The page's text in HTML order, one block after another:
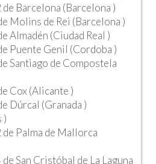
Barcelona (Barcelona )
Molins de Rei (Barcelona )
Almadén (Ciudad Real )
Puente Genil (Cordoba )
Santiago de Compostela
Cox (Alicante )
Dúrcal (Granada )
)
Palma de Mallorca
San Cristóbal de La Laguna